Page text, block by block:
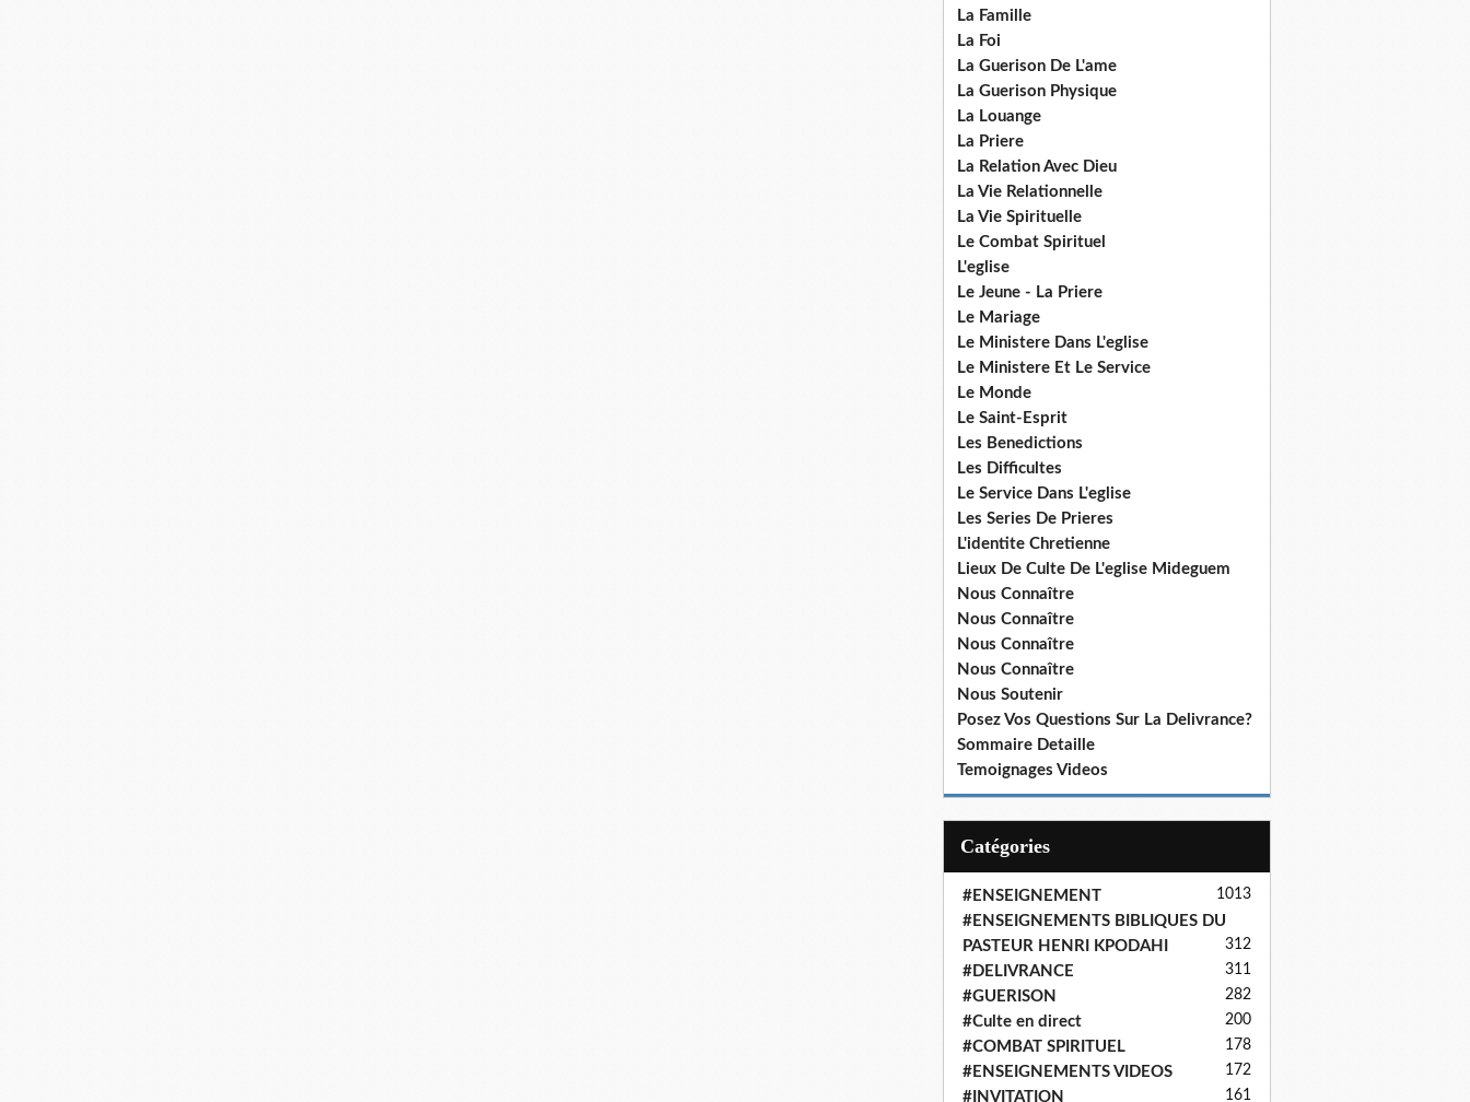
La Famille
La Foi
La Guerison De L'ame
La Guerison Physique
La Louange
La Priere
La Relation Avec Dieu
La Vie Relationnelle
La Vie Spirituelle
Le Combat Spirituel
L'eglise
Le Jeune - La Priere
Le Mariage
Le Ministere Dans L'eglise
Le Ministere Et Le Service
Le Monde
Le Saint-Esprit
Les Benedictions
Les Difficultes
Le Service Dans L'eglise
Les Series De Prieres
L'identite Chretienne
Lieux De Culte De L'eglise Mideguem
Nous Connaître
Nous Connaître
Nous Connaître
Nous Connaître
Nous Soutenir
Posez Vos Questions Sur La Delivrance?
Sommaire Detaille
Temoignages Videos
Catégories
#ENSEIGNEMENT 1013
#ENSEIGNEMENTS BIBLIQUES DU
PASTEUR HENRI KPODAHI
312
#DELIVRANCE 311
#GUERISON 282
#Culte en direct 200
#COMBAT SPIRITUEL 178
#ENSEIGNEMENTS VIDEOS 172
#INVITATION 161